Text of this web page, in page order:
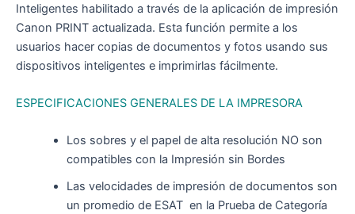
Inteligentes habilitado a través de la aplicación de impresión
Canon PRINT actualizada. Esta función permite a los
usuarios hacer copias de documentos y fotos usando sus
dispositivos inteligentes e imprimirlas fácilmente.
ESPECIFICACIONES GENERALES DE LA IMPRESORA
Los sobres y el papel de alta resolución NO son
compatibles con la Impresión sin Bordes
Las velocidades de impresión de documentos son
un promedio de ESAT en la Prueba de Categoría